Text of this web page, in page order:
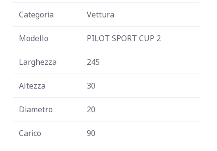
Categoria Vettura
Modello PILOT SPORT CUP 2
Larghezza 245
Altezza 30
Diametro 20
Carico 90